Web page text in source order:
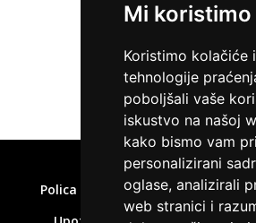
Mi
Koristimo kolačiće
tehnologije
poboljšali vaše
iskustvo na našoj
kako bismo vam
personalizirani
oglase, analizirali
web stranici i
ZATRAŽI
Home»Brzi zajam
Polica privatnosti Uvjeti